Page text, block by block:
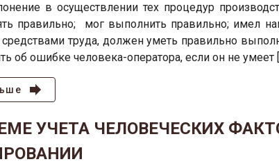
в осуществлении тех процедур
правильно; мог выполнить правильно; имел
труда, должен уметь правильно
об ошибке человека-оператора, если он не умеет
УЧЕТА ЧЕЛОВЕЧЕСКИХ